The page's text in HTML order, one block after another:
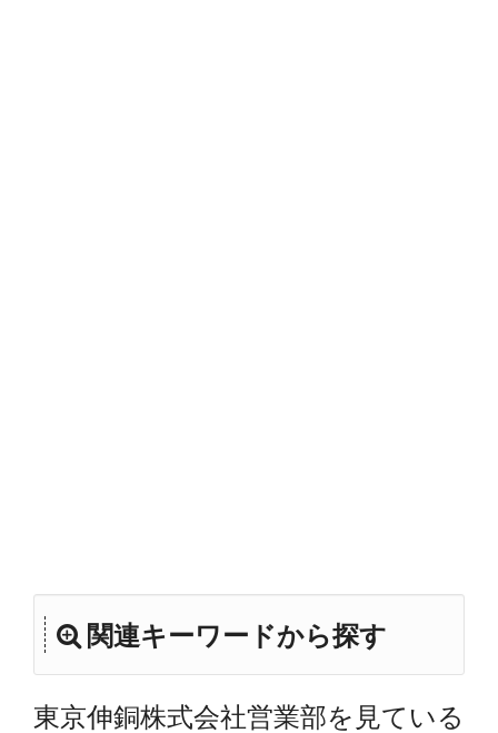
関連キーワードから探す
東京伸銅株式会社営業部を見ている